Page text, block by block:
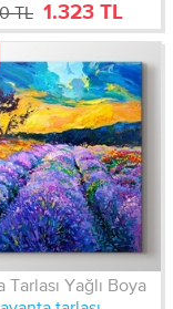
TL 1.323 TL
Tarlası Yağlı Boya